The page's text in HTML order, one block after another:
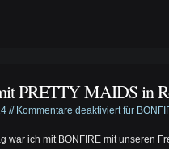
PRETTY MAIDS in
// Kommentare deaktiviertfür
war ich mit BONFIRE mit unseren